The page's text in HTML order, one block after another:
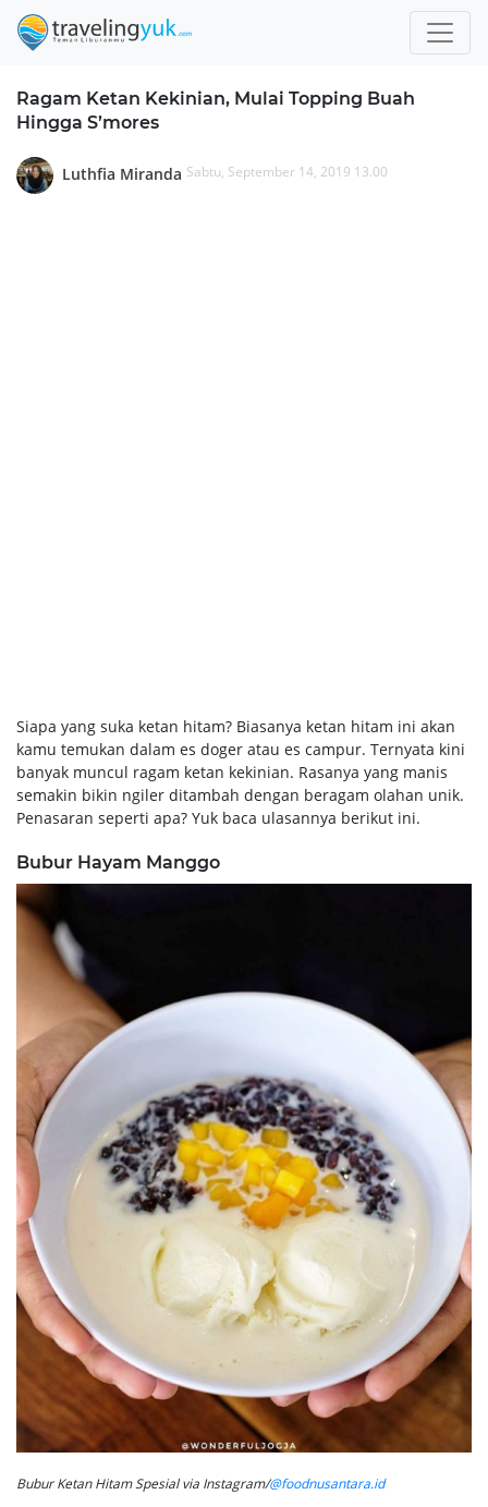
Ragam Ketan Kekinian, Mulai Topping Buah
Hingga S’mores
Luthfia Miranda Sabtu, September 14, 2019 13.00
Siapa yang suka ketan hitam? Biasanya ketan hitam ini akan
kamu temukan dalam es doger atau es campur. Ternyata kini
banyak muncul ragam ketan kekinian. Rasanya yang manis
semakin bikin ngiler ditambah dengan beragam olahan unik.
Penasaran seperti apa? Yuk baca ulasannya berikut ini.
Bubur Hayam Manggo
Bubur Ketan Hitam Spesial via Instagram/@foodnusantara.id